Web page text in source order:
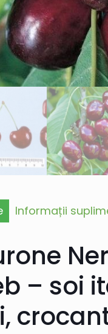
Informații
– soi